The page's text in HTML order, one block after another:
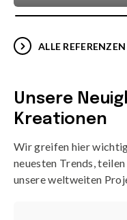
ALLE REFERENZEN
Unsere
Kreationen
Wir greifen hier
neuesten Trends,
unsere weltweiten